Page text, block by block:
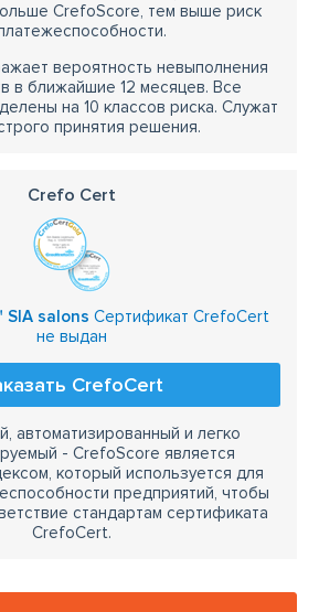
CrefoScore, тем выше риск
вероятность невыполнения
в ближайшие 12 месяцев. Все
на 10 классов риска. Служат
принятия решения.
Crefo Cert
SIA salons Сертификат CrefoCert
не выдан
CrefoCert
автоматизированный и легко
- CrefoScore является
который используется для
предприятий, чтобы
стандартам сертификата
CrefoCert.